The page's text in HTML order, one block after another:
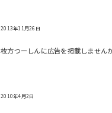
2013年11月26日
枚方つーしんに広告を掲載しません
2010年4月2日